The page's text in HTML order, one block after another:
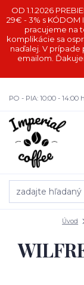
OD 1.1.2026
29€ - 3% s KÓDOM
pracujeme na
komplikácie sa
naďalej. V
emailom.
PO - PIA: 10:00 - 14:00
Úvod